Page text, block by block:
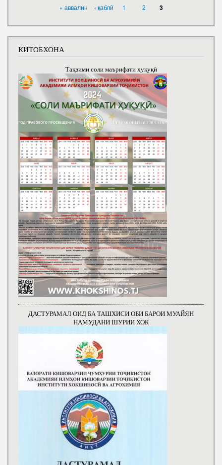
« аввалин ‹ қаблӣ 1 2 3
КИТОБХОНА
Тақвими соли маърифати ҳуқуқӣ
ДАСТУРАМАЛ ОИД БА ТАШХИСИ ОБИ БАРОИ МУАЙЯН
НАМУДАНИ ШУРИИ ХОК